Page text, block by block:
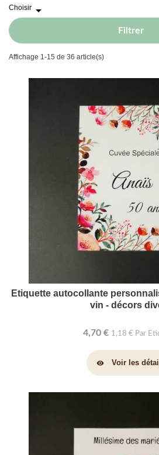
Choisir 
Filtrer
Affichage 1-15 de 36 article(s)
Etiquette autocollante
vin - décors
4,70 € 1,18 € Par
visibility Voir les